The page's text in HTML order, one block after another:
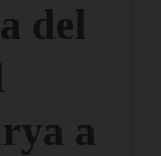
del
a